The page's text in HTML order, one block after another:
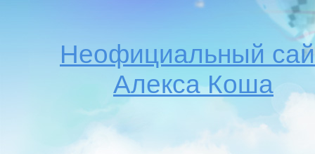
Неофициальный
Алекса Коша